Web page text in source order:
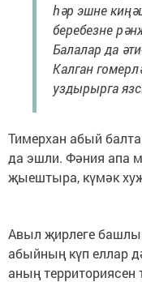
һәр эшне
беребезне
Балалар да
Калган
уздырырга
Тимерхан абый
да эшли. Фәния апа
җыештыра, күмәк
Авыл җирлеге
абыйның күп еллар
аның